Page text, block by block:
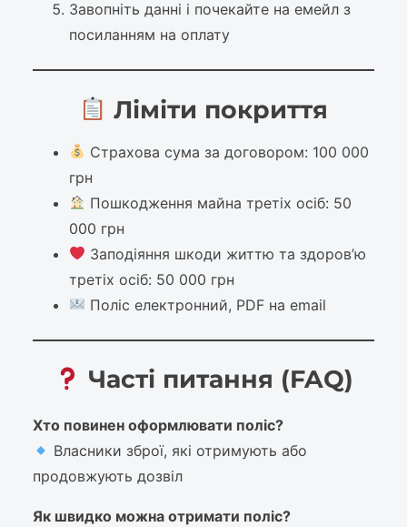
Завопніть данні і почекайте на емейл з
посиланням на оплату
Ліміти покриття
Страхова сума за договором: 100 000
грн
Пошкодження майна третіх осіб: 50
000 грн
Заподіяння шкоди життю та здоров’ю
третіх осіб: 50 000 грн
Поліс електронний, PDF на email
Часті питання (FAQ)
Хто повинен оформлювати поліс?
Власники зброї, які отримують або
продовжують дозвіл
Як швидко можна отримати поліс?